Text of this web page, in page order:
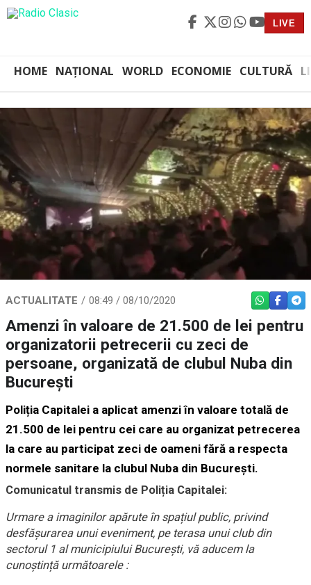
LIVE
HOME NAȚIONAL WORLD ECONOMIE CULTURĂ
ACTUALITATE 08:49 / 08/10/2020 WHATSAPP
Amenzi în valoare de 21.500 de lei pentru
organizatorii petrecerii cu zeci de
persoane, organizată de clubul Nuba din
București
Poliția Capitalei a aplicat amenzi în valoare totală de
21.500 de lei pentru cei care au organizat petrecerea
la care au participat zeci de oameni fără a respecta
normele sanitare la clubul Nuba din București.
Comunicatul transmis de Poliția Capitalei:
Urmare a imaginilor apărute în spațiul public, privind
desfășurarea unui eveniment, pe terasa unui club din
sectorul 1 al municipiului București, vă aducem la
cunoștință următoarele :